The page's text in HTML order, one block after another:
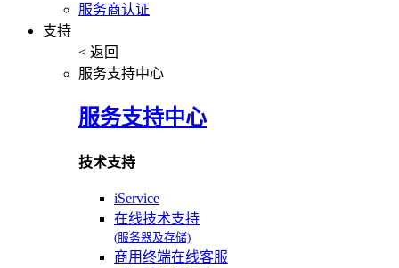
服务商认证
支持
< 返回
服务支持中心
服务支持中心
技术支持
iService
在线技术支持
(服务器及存储)
商用终端在线客服